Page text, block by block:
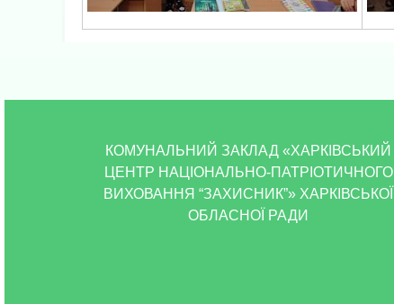
КОМУНАЛЬНИЙ ЗАКЛАД «ХАРКІВСЬКИЙ
ЦЕНТР НАЦІОНАЛЬНО-ПАТРІОТИЧНОГО
ВИХОВАННЯ “ЗАХИСНИК”» ХАРКІВСЬКОЇ
ОБЛАСНОЇ РАДИ